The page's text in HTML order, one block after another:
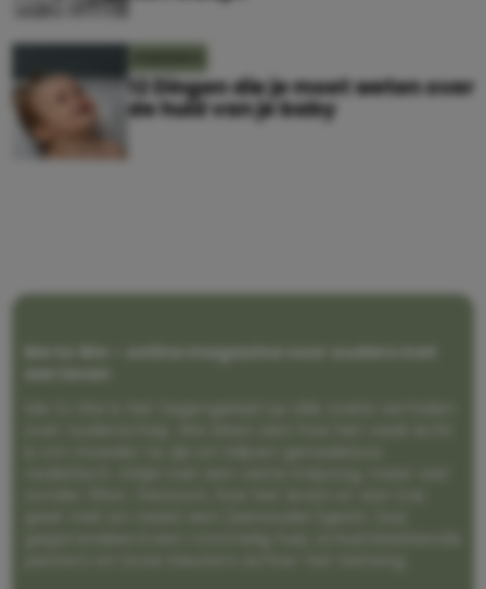
12 Dingen die je moet weten over
de huid van je baby
Me to We – online magazine voor ouders met